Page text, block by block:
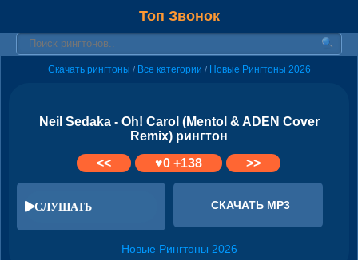
Топ Звонок
Скачать рингтоны / Все категории / Новые Рингтоны 2026
Neil Sedaka - Oh! Carol (Mentol & ADEN Cover
Remix) рингтон
<<
♥0+138 >>
СЛУШАТЬ СКАЧАТЬ MP3
Новые Рингтоны 2026